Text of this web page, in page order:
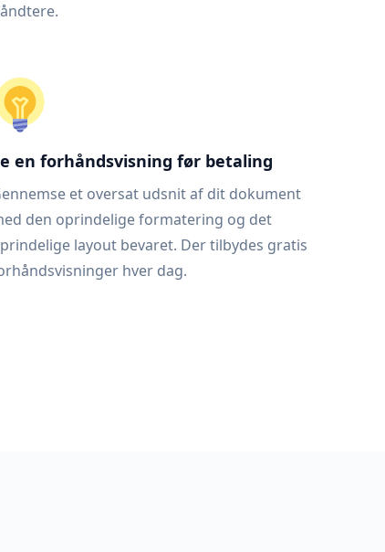
en forhåndsvisning før betaling
et oversat udsnit af dit dokument
den oprindelige formatering og det
layout bevaret. Der tilbydes gratis
hver dag.